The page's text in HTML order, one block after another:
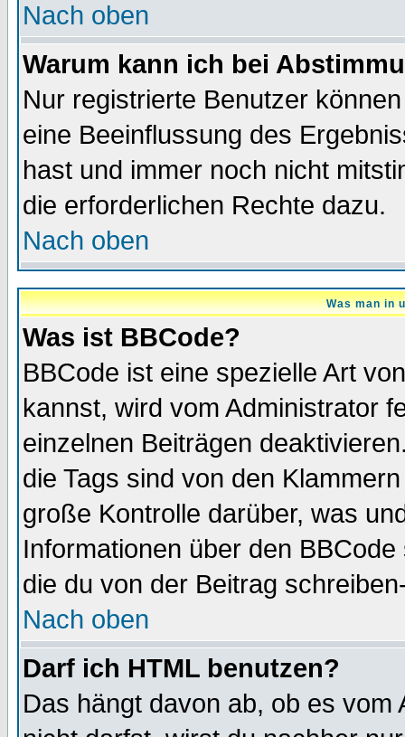
Nach oben
Warum kann ich bei
Nur registrierte Benutzer
eine Beeinflussung des
hast und immer noch nicht
die erforderlichen Rechte dazu.
Nach oben
Was man in
Was ist BBCode?
BBCode ist eine spezielle Art
kannst, wird vom Administrator
einzelnen Beiträgen
die Tags sind von den
große Kontrolle darüber, was
Informationen über den
die du von der Beitrag
Nach oben
Darf ich HTML benutzen?
Das hängt davon ab, ob es